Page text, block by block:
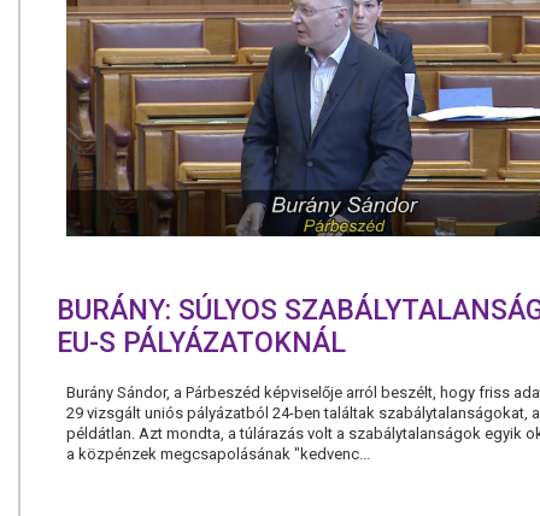
BURÁNY: SÚLYOS
EU-S PÁLYÁZATOKNÁL
Burány Sándor, a Párbeszéd képviselője arról beszélt, hogy friss
29 vizsgált uniós pályázatból 24-ben találtak szabálytalanságokat,
példátlan. Azt mondta, a túlárazás volt a szabálytalanságok egyik
a közpénzek megcsapolásának "kedvenc...